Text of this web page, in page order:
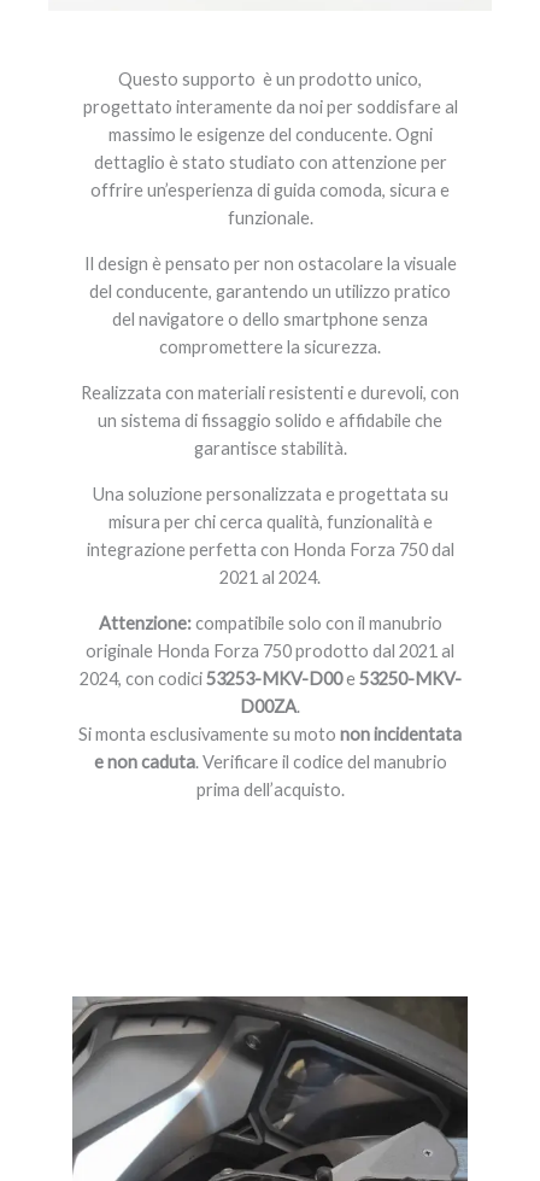
Questo supporto è un prodotto unico,
progettato interamente da noi per soddisfare al
massimo le esigenze del conducente. Ogni
dettaglio è stato studiato con attenzione per
offrire un’esperienza di guida comoda, sicura e
funzionale.
Il design è pensato per non ostacolare la visuale
del conducente, garantendo un utilizzo pratico
del navigatore o dello smartphone senza
compromettere la sicurezza.
Realizzata con materiali resistenti e durevoli, con
un sistema di fissaggio solido e affidabile che
garantisce stabilità.
Una soluzione personalizzata e progettata su
misura per chi cerca qualità, funzionalità e
integrazione perfetta con Honda Forza 750 dal
2021 al 2024.
Attenzione:compatibile solo con il manubrio
originale Honda Forza 750 prodotto dal 2021 al
2024, con codici53253-MKV-D00e53250-MKV-
D00ZA.
Si monta esclusivamente su moto non incidentata
e non caduta. Verificare il codice del manubrio
prima dell’acquisto.